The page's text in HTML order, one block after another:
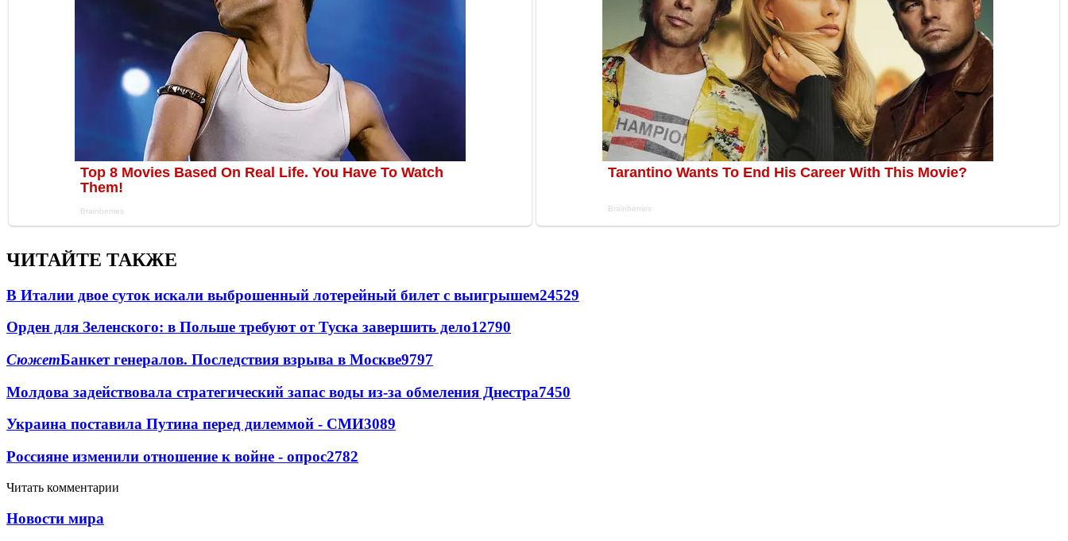
ЧИТАЙТЕ ТАКЖЕ
В Италии двое суток искали выброшенный лотерейный билет с выигрышем24529
Орден для Зеленского: в Польше требуют от Туска завершить дело12790
СюжетБанкет генералов. Последствия взрыва в Москве9797
Молдова задействовала стратегический запас воды из-за обмеления Днестра7450
Украина поставила Путина перед дилеммой - СМИ3089
Россияне изменили отношение к войне - опрос2782
Читать комментарии
Новости мира